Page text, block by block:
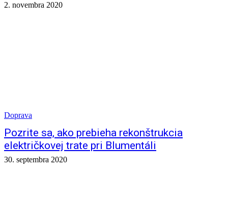
2. novembra 2020
Doprava
Pozrite sa, ako prebieha rekonštrukcia
električkovej trate pri Blumentáli
30. septembra 2020